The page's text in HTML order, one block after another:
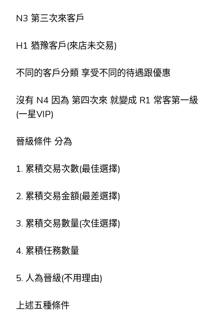
N3 第三次來客戶
H1 猶豫客戶(來店未交易)
不同的客戶分類 享受不同的待遇跟優惠
沒有 N4 因為 第四次來 就變成 R1 常客第一級
(一星VIP)
晉級條件 分為
1. 累積交易次數(最佳選擇)
2. 累積交易金額(最差選擇)
3. 累積交易數量(次佳選擇)
4. 累積任務數量
5. 人為晉級(不用理由)
上述五種條件